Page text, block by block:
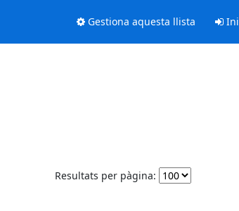
Gestiona aquesta llista
Resultats per pàgina: